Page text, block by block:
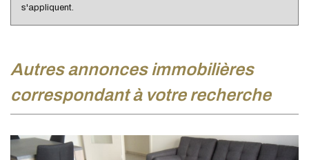
s'appliquent.
autres annonces immobilières
correspondant à votre recherche